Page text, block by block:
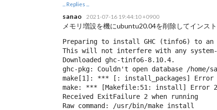
... Replies ...
sanao 2021-07-16 19:44:10 +0900
メモリ増設を機にubuntu20.04を削除してインス
Preparing to install GHC (tinfo6) to
This will not interfere with any
Downloaded ghc-tinfo6-8.10.4.
ghc-pkg: Couldn't open database /
make[1]: *** [ : install_packages] Error
make: *** [Makefile:51: install] Error 2
Received ExitFailure 2 when running
Raw command: /usr/bin/make install